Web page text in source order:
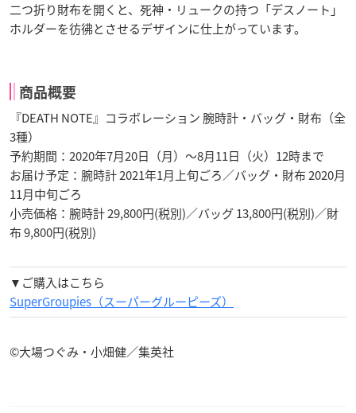
二つ折り財布を開くと、死神・リュークの持つ「デスノート」
ホルダーを彷彿とさせるデザインに仕上がっています。
商品概要
『DEATH NOTE』コラボレーション 腕時計・バッグ・財布（全
3種）
予約期間：2020年7月20日（月）～8月11日（火）12時まで
お届け予定：腕時計 2021年1月上旬ごろ／バッグ・財布 2020月
11月中旬ごろ
小売価格：腕時計 29,800円(税別)／バッグ 13,800円(税別)／財
布 9,800円(税別)
▼ご購入はこちら
SuperGroupies（スーパーグルーピーズ）
©大場つぐみ・小畑健／集英社